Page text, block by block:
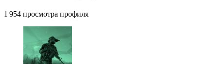
1 954 просмотра профиля